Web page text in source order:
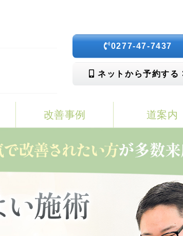
0277-47-7437
ネットから予約する
改善事例 道案内